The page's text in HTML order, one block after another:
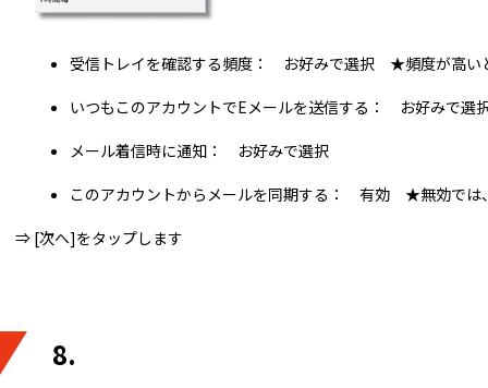
受信トレイを確認する頻度： お好みで選択 ★頻度が高い
いつもこのアカウントでEメールを送信する： お好みで選
メール着信時に通知： お好みで選択
このアカウントからメールを同期する： 有効 ★無効では
⇒ [次へ]をタップします
8.